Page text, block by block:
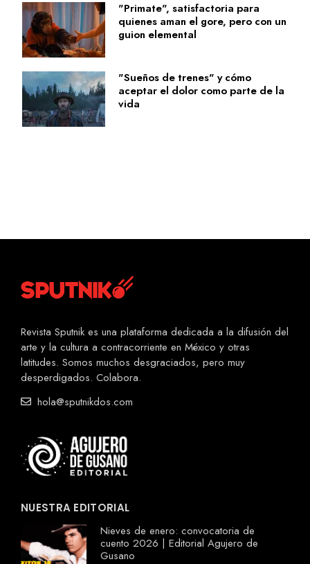
"Primate", satisfactoria para
quienes aman el gore, pero con un
guion elemental
"Sueños de trenes" y cómo
aceptar el dolor como parte de la
vida
Revista Sputnik es una plataforma dedicada a la difusión del
arte y la cultura a contracorriente en México y otras
latitudes. Somos muchos desgraciados, pero muy
desperdigados. Colabora.
hola@sputnikdos.com
NUESTRA EDITORIAL
Nieves de enero: convocatoria de
cuento 2026 | Editorial Agujero de
Gusano